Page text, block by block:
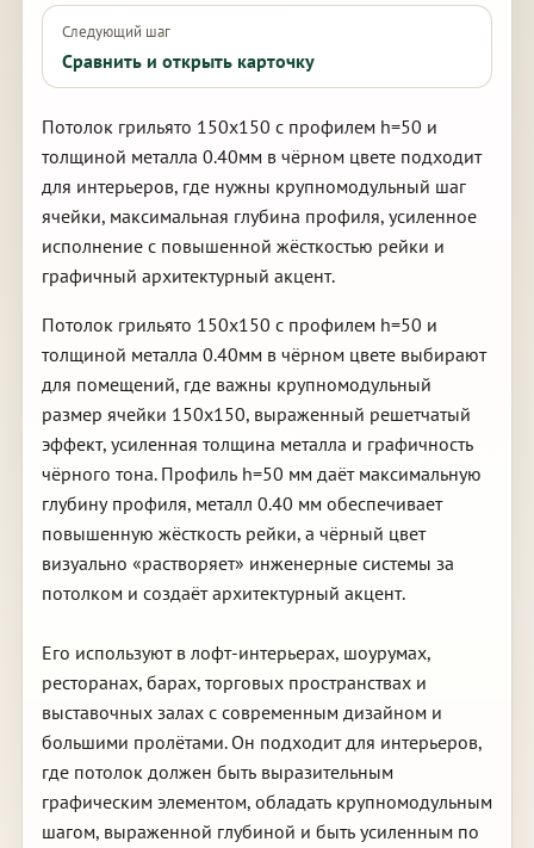
Следующий шаг
Сравнить и открыть карточку
Потолок грильято 150х150 с профилем h=50 и
толщиной металла 0.40мм в чёрном цвете подходит
для интерьеров, где нужны крупномодульный шаг
ячейки, максимальная глубина профиля, усиленное
исполнение с повышенной жёсткостью рейки и
графичный архитектурный акцент.
Потолок грильято 150х150 с профилем h=50 и
толщиной металла 0.40мм в чёрном цвете выбирают
для помещений, где важны крупномодульный
размер ячейки 150х150, выраженный решетчатый
эффект, усиленная толщина металла и графичность
чёрного тона. Профиль h=50 мм даёт максимальную
глубину профиля, металл 0.40 мм обеспечивает
повышенную жёсткость рейки, а чёрный цвет
визуально «растворяет» инженерные системы за
потолком и создаёт архитектурный акцент.
Его используют в лофт-интерьерах, шоурумах,
ресторанах, барах, торговых пространствах и
выставочных залах с современным дизайном и
большими пролётами. Он подходит для интерьеров,
где потолок должен быть выразительным
графическим элементом, обладать крупномодульным
шагом, выраженной глубиной и быть усиленным по